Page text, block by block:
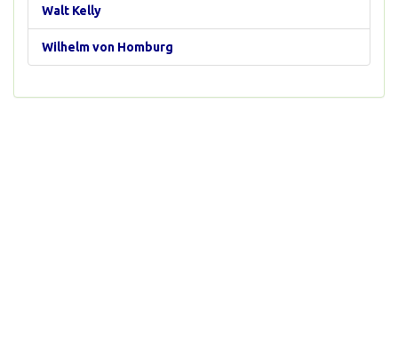
Walt Kelly
Wilhelm von Homburg